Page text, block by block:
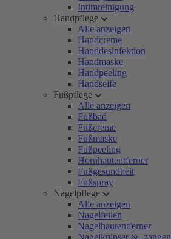
Intimreinigung
Handpflege
Alle anzeigen
Handcreme
Handdesinfektion
Handmaske
Handpeeling
Handseife
Fußpflege
Alle anzeigen
Fußbad
Fußcreme
Fußmaske
Fußpeeling
Hornhautentferner
Fußgesundheit
Fußspray
Nagelpflege
Alle anzeigen
Nagelfeilen
Nagelhautentferner
Nagelknipser & -zangen